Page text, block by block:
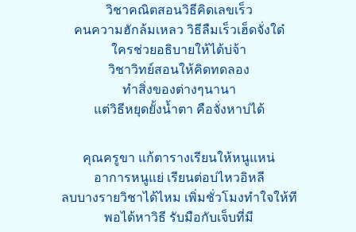
วิชาคณิตสอนวิธีคิดเลขเร็ว
คนความฮักล้มเหลว วิธีลืมเร็วเฮ็ดจั่งใด๋
ใครช่วยอธิบายให้ได้บ่จ้า
วิชาวิทย์สอนให้คิดทดลอง
ทำสิ่งของต่างๆนานา
แต่วิธีหยุดยั้งน้ำตา คือจั่งหาบ่ได้
คุณครูขา แก้ตารางเรียนให้หนูแหน่
อาการหนูแย่ เรียนต่อบ่ไหวอิหลี
ลบบางรายวิชาได้ไหม เพิ่มชั่วโมงทำใจให้ที
พอได้หาวิธี รับมือกับเจ็บที่มี